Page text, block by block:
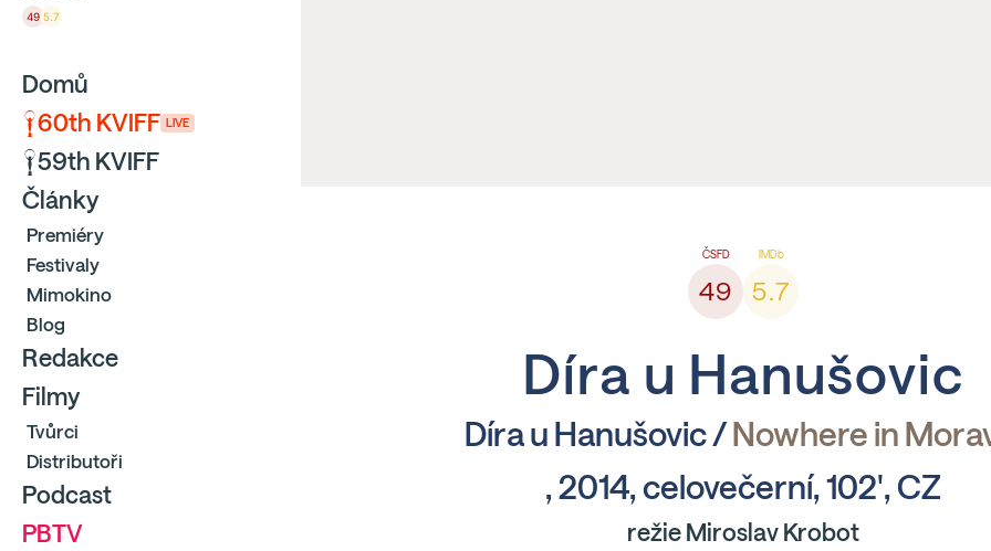
49 5.7
Domů
60th KVIFF LIVE
59th KVIFF
Články
Premiéry
Festivaly
Mimokino
Blog
Redakce
Filmy
Tvůrci
Distributoři
Podcast
PBTV
49 5.7
Díra u Hanušovic
Díra u Hanušovic /Nowhere in
, 2014, celovečerní, 102', CZ
režie Miroslav Krobot